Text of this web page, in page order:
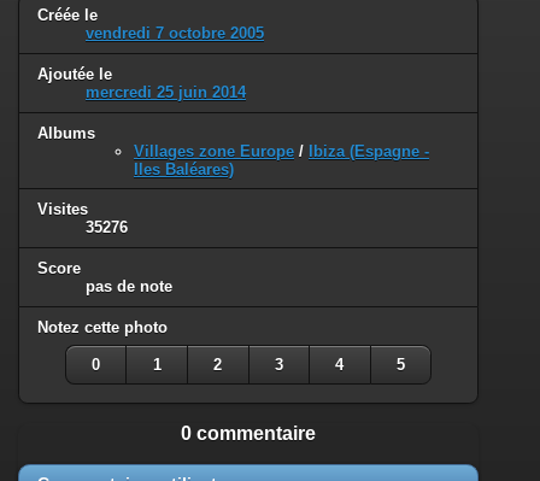
Créée le
vendredi 7 octobre 2005
Ajoutée le
mercredi 25 juin 2014
Albums
Villages zone Europe / Ibiza (Espagne -
Iles Baléares)
Visites
35276
Score
pas de note
Notez cette photo
0 1 2 3 4 5
0 commentaire